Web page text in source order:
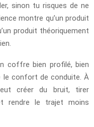
sinon tu risques de ne
montre qu’un produit
produit théoriquement
coffre bien profilé, bien
le confort de conduite. À
créer du bruit, tirer
rendre le trajet moins